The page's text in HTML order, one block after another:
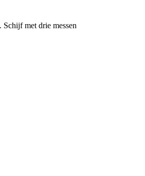
met drie messen